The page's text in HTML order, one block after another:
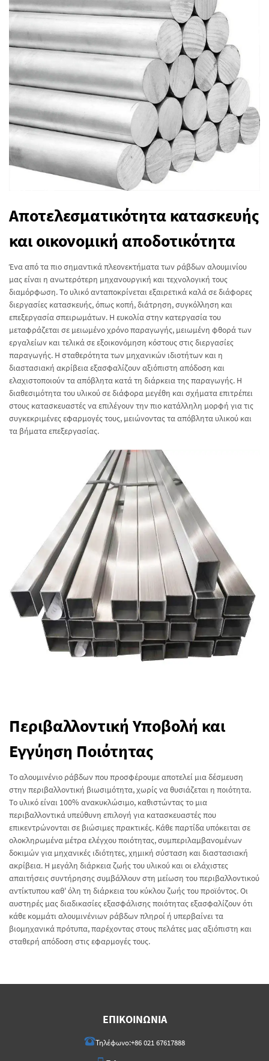
Αποτελεσματικότητα κατασκευής
και οικονομική αποδοτικότητα
Ένα από τα πιο σημαντικά πλεονεκτήματα των ράβδων αλουμινίου
μας είναι η ανωτερότερη μηχανουργική και τεχνολογική τους
διαμόρφωση. Το υλικό ανταποκρίνεται εξαιρετικά καλά σε διάφορες
διεργασίες κατασκευής, όπως κοπή, διάτρηση, συγκόλληση και
επεξεργασία σπειρωμάτων. Η ευκολία στην κατεργασία του
μεταφράζεται σε μειωμένο χρόνο παραγωγής, μειωμένη φθορά των
εργαλείων και τελικά σε εξοικονόμηση κόστους στις διεργασίες
παραγωγής. Η σταθερότητα των μηχανικών ιδιοτήτων και η
διαστασιακή ακρίβεια εξασφαλίζουν αξιόπιστη απόδοση και
ελαχιστοποιούν τα απόβλητα κατά τη διάρκεια της παραγωγής. Η
διαθεσιμότητα του υλικού σε διάφορα μεγέθη και σχήματα επιτρέπει
στους κατασκευαστές να επιλέγουν την πιο κατάλληλη μορφή για τις
συγκεκριμένες εφαρμογές τους, μειώνοντας τα απόβλητα υλικού και
τα βήματα επεξεργασίας.
Περιβαλλοντική Υποβολή και
Εγγύηση Ποιότητας
Το αλουμινένιο ράβδων που προσφέρουμε αποτελεί μια δέσμευση
στην περιβαλλοντική βιωσιμότητα, χωρίς να θυσιάζεται η ποιότητα.
Το υλικό είναι 100% ανακυκλώσιμο, καθιστώντας το μια
περιβαλλοντικά υπεύθυνη επιλογή για κατασκευαστές που
επικεντρώνονται σε βιώσιμες πρακτικές. Κάθε παρτίδα υπόκειται σε
ολοκληρωμένα μέτρα ελέγχου ποιότητας, συμπεριλαμβανομένων
δοκιμών για μηχανικές ιδιότητες, χημική σύσταση και διαστασιακή
ακρίβεια. Η μεγάλη διάρκεια ζωής του υλικού και οι ελάχιστες
απαιτήσεις συντήρησης συμβάλλουν στη μείωση του περιβαλλοντικού
αντίκτυπου καθ' όλη τη διάρκεια του κύκλου ζωής του προϊόντος. Οι
αυστηρές μας διαδικασίες εξασφάλισης ποιότητας εξασφαλίζουν ότι
κάθε κομμάτι αλουμινένιων ράβδων πληροί ή υπερβαίνει τα
βιομηχανικά πρότυπα, παρέχοντας στους πελάτες μας αξιόπιστη και
σταθερή απόδοση στις εφαρμογές τους.
ΕΠΙΚΟΙΝΩΝΊΑ
Τηλέφωνο:+86 021 67617888